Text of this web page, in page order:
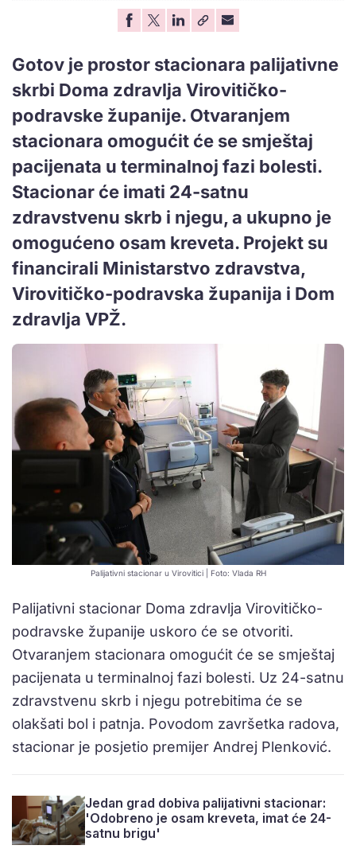
Gotov je prostor stacionara palijativne
skrbi Doma zdravlja Virovitičko-
podravske županije. Otvaranjem
stacionara omogućit će se smještaj
pacijenata u terminalnoj fazi bolesti.
Stacionar će imati 24-satnu
zdravstvenu skrb i njegu, a ukupno je
omogućeno osam kreveta. Projekt su
financirali Ministarstvo zdravstva,
Virovitičko-podravska županija i Dom
zdravlja VPŽ.
Palijativni stacionar u Virovitici | Foto: Vlada RH
Palijativni stacionar Doma zdravlja Virovitičko-
podravske županije uskoro će se otvoriti.
Otvaranjem stacionara omogućit će se smještaj
pacijenata u terminalnoj fazi bolesti. Uz 24-satnu
zdravstvenu skrb i njegu potrebitima će se
olakšati bol i patnja. Povodom završetka radova,
stacionar je posjetio premijer Andrej Plenković.
Jedan grad dobiva palijativni stacionar:
'Odobreno je osam kreveta, imat će 24-
satnu brigu'